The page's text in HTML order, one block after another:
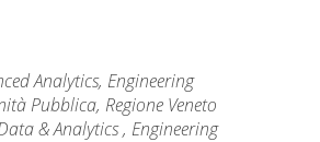
Analytics, Engineering
Pubblica, Regione Veneto
& Analytics ​, Engineering